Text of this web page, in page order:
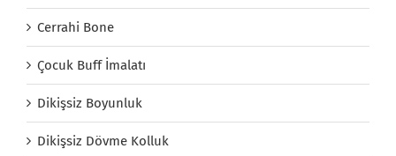
Cerrahi Bone
Çocuk Buff İmalatı
Dikişsiz Boyunluk
Dikişsiz Dövme Kolluk